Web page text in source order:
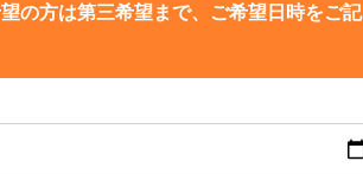
の方は第三希望まで、ご希望日時をご記